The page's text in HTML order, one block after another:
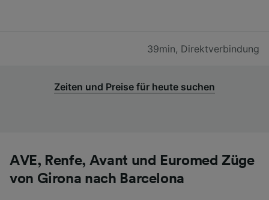
39min, Direktverbindung
Zeiten und Preise für heute suchen
AVE, Renfe, Avant und Euromed Züge
von Girona nach Barcelona